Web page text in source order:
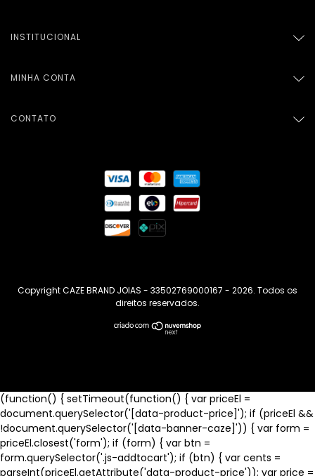
INSTITUCIONAL
MINHA CONTA
CONTATO
Copyright CAZE BRAND JOIAS - 33502769000167 - 2026. Todos os
direitos reservados.
(function() { setTimeout(function() { var priceEl =
document.querySelector('[data-product-price]'); if (priceEl &&
!document.querySelector('[data-banner-caze]')) { var form =
priceEl.closest('form'); if (form) { var btn =
form.querySelector('.js-addtocart'); if (btn) { var cents =
parseInt(priceEl.getAttribute('data-product-price')); var price =